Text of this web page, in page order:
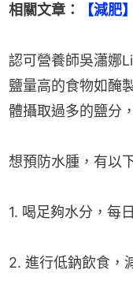
相關文章： 【減肥
認可營養師吳瀟娜
鹽量高的食物如醃
體攝取過多的鹽分
想預防水腫，有以
1. 喝足夠水分，每
2. 進行低鈉飲食，